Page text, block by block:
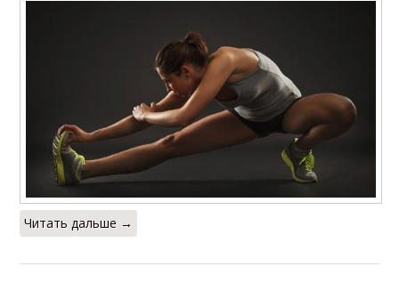
Читать дальше →